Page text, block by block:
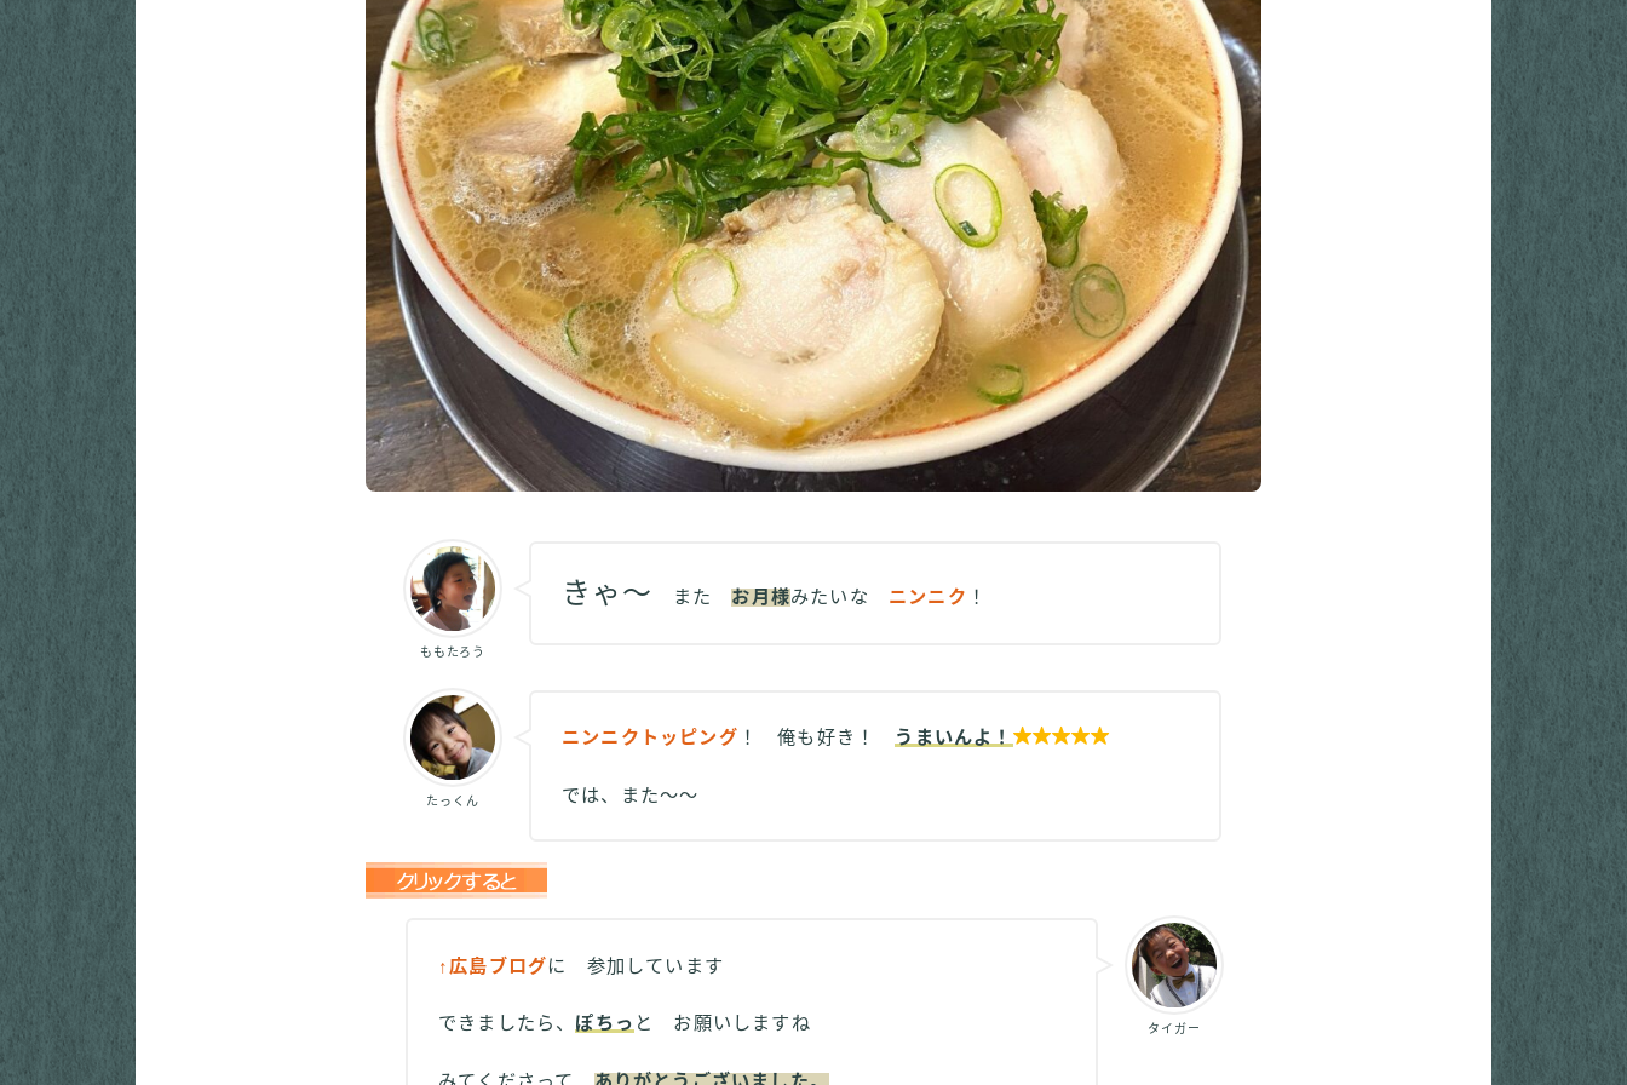
ももたろう
きゃ～ また お月様みたいな ニンニク ！
たっくん
ニンニクトッピング ！ 俺も好き！ うまいんよ！ 
では、また～～
タイガー
↑広島ブログに 参加しています
できましたら、 ぽちっ と お願いしますね
みてくださって ありがとうございました。